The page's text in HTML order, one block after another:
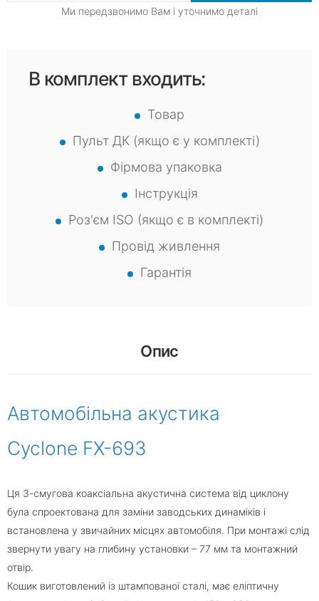
Ми передзвонимо Вам і уточнимо деталі
В комплект входить:
Товар
Пульт ДК (якщо є у комплекті)
Фірмова упаковка
Інструкція
Роз'єм ISO (якщо є в комплекті)
Провід живлення
Гарантія
Опис
Автомобільна акустика
Cyclone FX-693
Ця 3-смугова коаксіальна акустична система від циклону
була спроектована для заміни заводських динаміків і
встановлена ​​у звичайних місцях автомобіля. При монтажі слід
звернути увагу на глибину установки – 77 мм та монтажний
отвір.
Кошик виготовлений із штампованої сталі, має еліптичну